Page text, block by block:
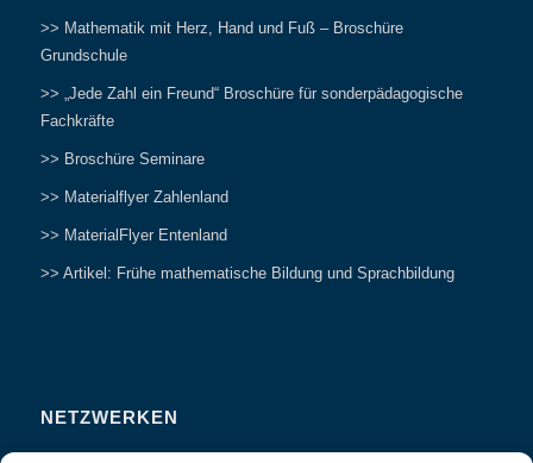
>> Mathematik mit Herz, Hand und Fuß – Broschüre
Grundschule
>> „Jede Zahl ein Freund“ Broschüre für sonderpädagogische
Fachkräfte
>> Broschüre Seminare
>> Materialflyer Zahlenland
>> MaterialFlyer Entenland
>> Artikel: Frühe mathematische Bildung und Sprachbildung
NETZWERKEN